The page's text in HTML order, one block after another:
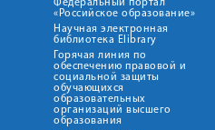
Федеральный портал
«Российское образование»
Научная электронная
библиотека Elibrary
Горячая линия по
обеспечению правовой и
социальной защиты
обучающихся
образовательных
организаций высшего
образования